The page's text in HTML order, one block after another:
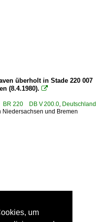
überholt in Stade 220 007
(8.4.1980). 
BR 220 DB V 200.0, Deutschland
Niedersachsen und Bremen
um